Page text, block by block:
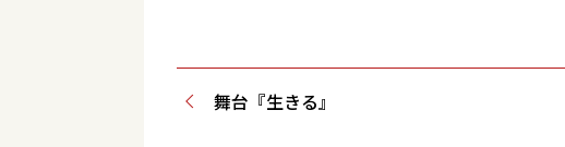
舞台『生きる』